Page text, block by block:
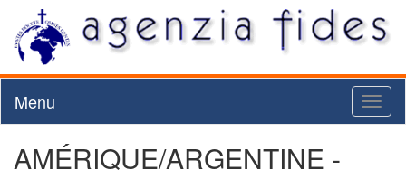
Menu
AMÉRIQUE/ARGENTINE -